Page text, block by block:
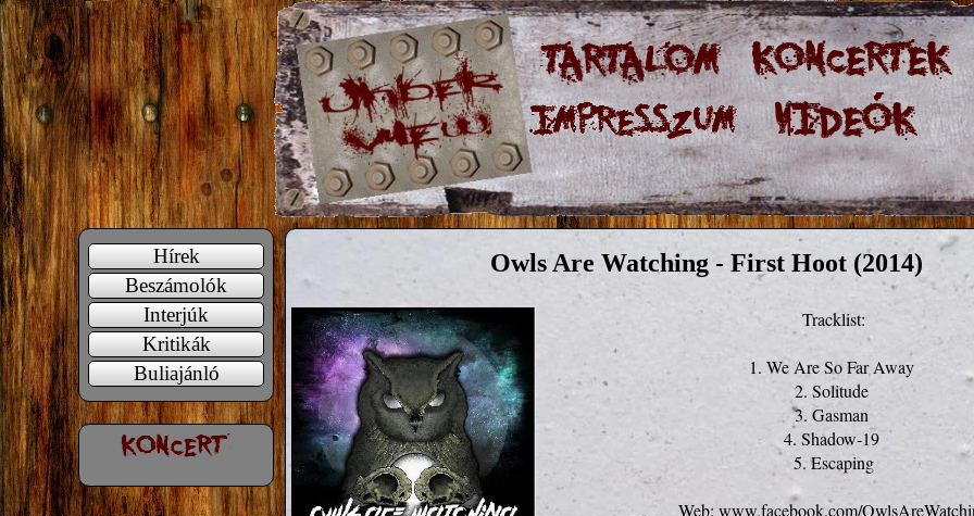
Hírek
Beszámolók
Interjúk
Kritikák
Buliajánló
Owls Are Watching - First Hoot (2014)
Tracklist:
1. We Are So Far Away
2. Solitude
3. Gasman
4. Shadow-19
5. Escaping
Web: www.facebook.com/